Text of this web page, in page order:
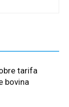
tarifa
bovina